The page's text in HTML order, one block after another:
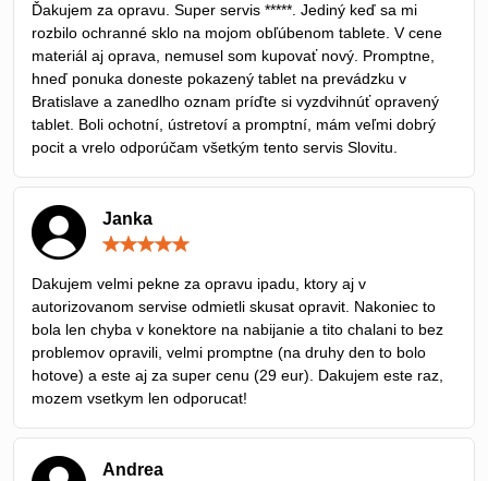
5
Ďakujem za opravu. Super servis *****. Jediný keď sa mi
rozbilo ochranné sklo na mojom obľúbenom tablete. V cene
materiál aj oprava, nemusel som kupovať nový. Promptne,
hneď ponuka doneste pokazený tablet na prevádzku v
Bratislave a zanedlho oznam príďte si vyzdvihnúť opravený
tablet. Boli ochotní, ústretoví a promptní, mám veľmi dobrý
pocit a vrelo odporúčam všetkým tento servis Slovitu.
Janka
5
Dakujem velmi pekne za opravu ipadu, ktory aj v
autorizovanom servise odmietli skusat opravit. Nakoniec to
bola len chyba v konektore na nabijanie a tito chalani to bez
problemov opravili, velmi promptne (na druhy den to bolo
hotove) a este aj za super cenu (29 eur). Dakujem este raz,
mozem vsetkym len odporucat!
Andrea